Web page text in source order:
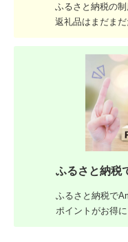
ふるさと納税の
返礼品はまだま
ふるさと納税
ふるさと納税で
ポイントがお得